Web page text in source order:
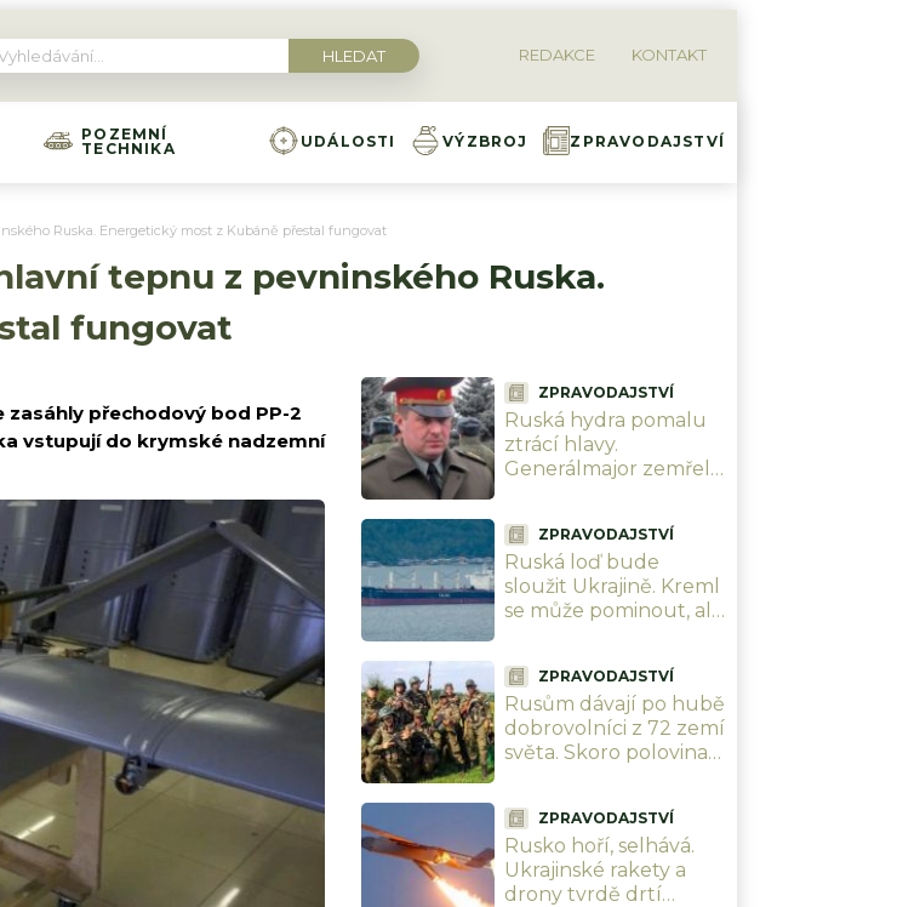
REDAKCE KONTAKT
POZEMNÍ
TECHNIKA
UDÁLOSTI VÝZBROJ ZPRAVODAJSTVÍ
Ruska. Energetický most z Kubáně přestal fungovat
tepnu z pevninského Ruska.
fungovat
zasáhly přechodový bod PP-2
vstupují do krymské nadzemní
ZPRAVODAJSTVÍ
Ruská hydra pomalu
ztrácí hlavy.
Generálmajor zemřel
restaurací, když slavil
narozeniny šéfa
vzdušných sil
ZPRAVODAJSTVÍ
Ruská loď bude
sloužit Ukrajině. Kreml
se může pominout, ale
ZPRAVODAJSTVÍ
Rusům dávají po hubě
dobrovolníci z 72 zemí
světa. Skoro polovina
ZPRAVODAJSTVÍ
Rusko hoří, selhává.
Ukrajinské rakety a
drony tvrdě drtí